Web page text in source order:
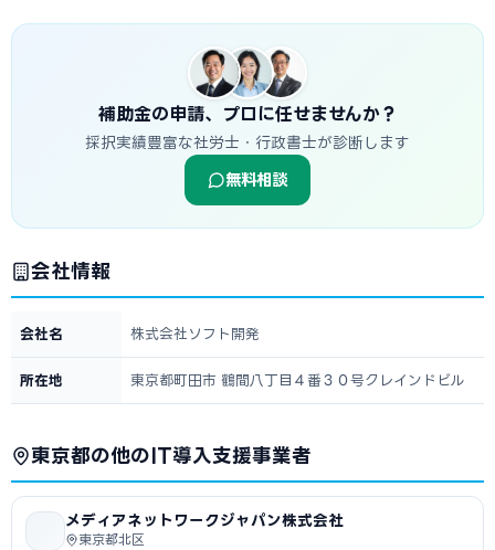
補助金の申請、プロに任せませんか？
採択実績豊富な社労士・行政書士が診断します
無料相談
会社情報
会社名 株式会社ソフト開発
所在地 東京都町田市 鶴間八丁目４番３０号クレインドビル
東京都の他のIT導入支援事業者
メディアネットワークジャパン株式会社
東京都北区